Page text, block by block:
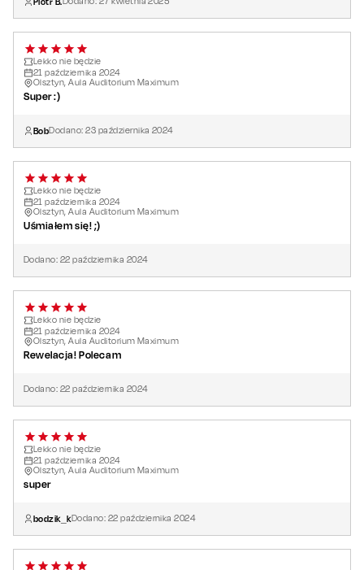
Lekko nie będzie
21 października 2024
Olsztyn, Aula Auditorium Maximum
Super :)
BobDodano:23 października 2024
Lekko nie będzie
21 października 2024
Olsztyn, Aula Auditorium Maximum
Uśmiałem się! ;)
Dodano: 22 października 2024
Lekko nie będzie
21 października 2024
Olsztyn, Aula Auditorium Maximum
Rewelacja! Polecam
Dodano: 22 października 2024
Lekko nie będzie
21 października 2024
Olsztyn, Aula Auditorium Maximum
super
bodzik_kDodano: 22 października 2024